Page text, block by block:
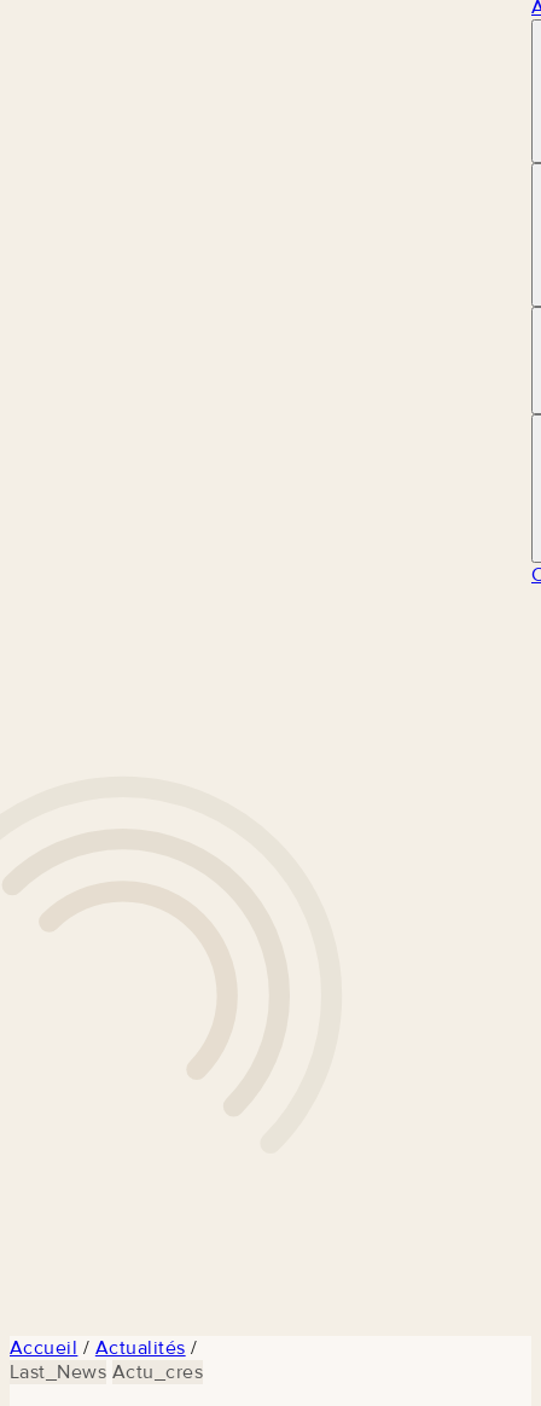
Accueil / Actualités /
Last_News Actu_cres